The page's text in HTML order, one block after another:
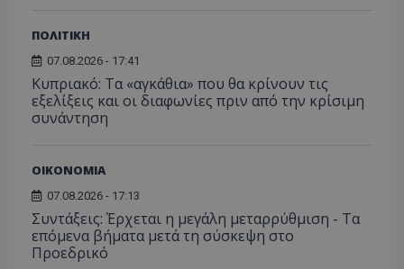
ΠΟΛΙΤΙΚΗ
07.08.2026 - 17:41
Κυπριακό: Τα «αγκάθια» που θα κρίνουν τις
εξελίξεις και οι διαφωνίες πριν από την κρίσιμη
συνάντηση
ΟΙΚΟΝΟΜΙΑ
07.08.2026 - 17:13
Συντάξεις: Έρχεται η μεγάλη μεταρρύθμιση - Τα
επόμενα βήματα μετά τη σύσκεψη στο
Προεδρικό